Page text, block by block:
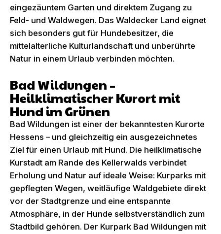
eingezäuntem Garten und direktem Zugang zu
Feld- und Waldwegen. Das Waldecker Land eignet
sich besonders gut für Hundebesitzer, die
mittelalterliche Kulturlandschaft und unberührte
Natur in einem Urlaub verbinden möchten.
Bad Wildungen –
Heilklimatischer Kurort mit
Hund im Grünen
Bad Wildungen ist einer der bekanntesten Kurorte
Hessens – und gleichzeitig ein ausgezeichnetes
Ziel für einen Urlaub mit Hund. Die heilklimatische
Kurstadt am Rande des Kellerwalds verbindet
Erholung und Natur auf ideale Weise: Kurparks mit
gepflegten Wegen, weitläufige Waldgebiete direkt
vor der Stadtgrenze und eine entspannte
Atmosphäre, in der Hunde selbstverständlich zum
Stadtbild gehören. Der Kurpark Bad Wildungen mit